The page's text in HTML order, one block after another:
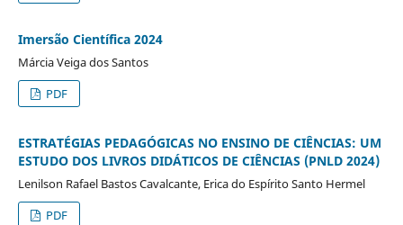
Imersão Científica 2024
Márcia Veiga dos Santos
PDF
ESTRATÉGIAS PEDAGÓGICAS NO ENSINO DE CIÊNCIAS: UM
ESTUDO DOS LIVROS DIDÁTICOS DE CIÊNCIAS (PNLD 2024)
Lenilson Rafael Bastos Cavalcante, Erica do Espírito Santo Hermel
PDF